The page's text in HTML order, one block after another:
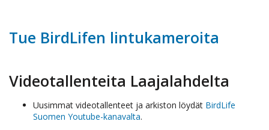
Tue BirdLifen lintukameroita
Videotallenteita Laajalahdelta
Uusimmat videotallenteet ja arkiston löydät BirdLife
Suomen Youtube-kanavalta.